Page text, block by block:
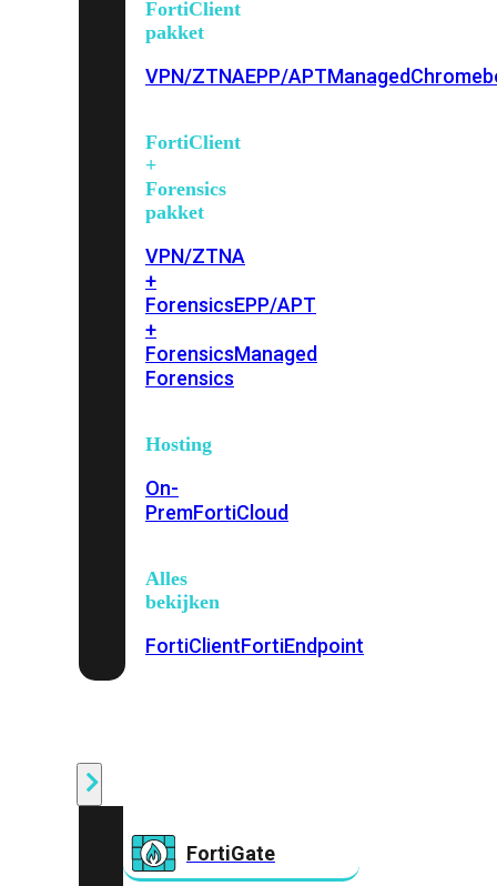
FortiClient
pakket
VPN/ZTNAEPP/APTManaged
FortiClient
+
Forensics
pakket
VPN/ZTNA
+
ForensicsEPP/APT
+
ForensicsManaged
Forensics
Hosting
On-
PremFortiCloud
Alles
bekijken
FortiClientFortiEndpoint
FortiGate